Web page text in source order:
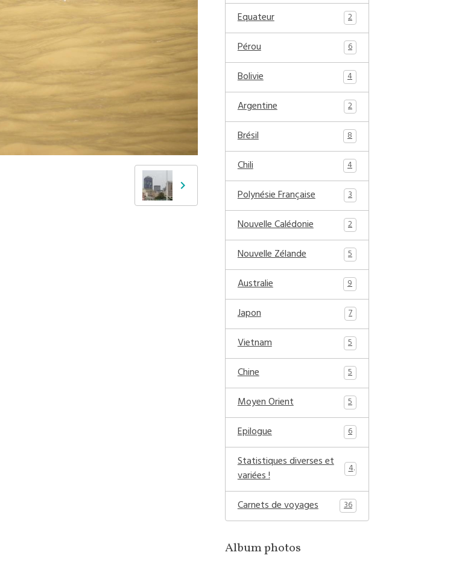
Equateur 2
Pérou 6
Bolivie 4
Argentine 2
Brésil 8
Chili 4
Polynésie Française 3
Nouvelle Calédonie 2
Nouvelle Zélande 5
Australie 9
Japon 7
Vietnam 5
Chine 5
Moyen Orient 5
Epilogue 6
Statistiques diverses et
variées !
4
Carnets de voyages 36
Album photos